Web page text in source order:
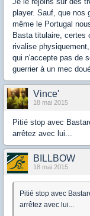
player. Sauf, que nos
même le Portugal
Basta titulaire, certes
rivalise
qui n'accepte pas de
guerrier à un mec
Vince'
18 mai 2015
Pitié stop avec
arrêtez avec lui...
BILLBOW
18 mai 2015
Pitié stop avec
arrêtez avec lui...